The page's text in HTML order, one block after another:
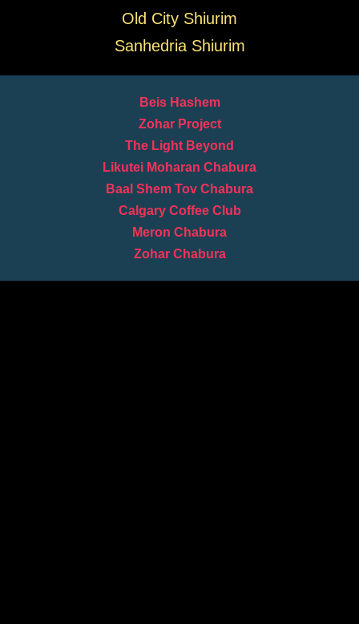
Old City Shiurim
Sanhedria Shiurim
Beis Hashem
Zohar Project
The Light Beyond
Likutei Moharan Chabura
Baal Shem Tov Chabura
Calgary Coffee Club
Meron Chabura
Zohar Chabura